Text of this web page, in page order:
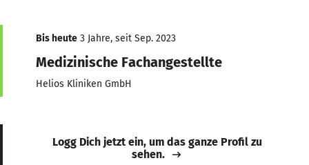
Bis heute 3 Jahre, seit Sep. 2023
Medizinische Fachangestellte
Helios Kliniken GmbH
Logg Dich jetzt ein, um das ganze Profil zu
sehen.